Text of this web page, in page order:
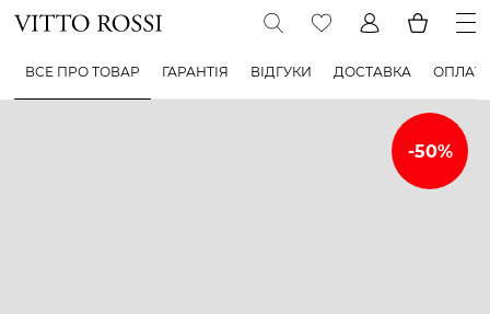
ВСЕ ПРО ТОВАР ГАРАНТІЯ ВІДГУКИ ДОСТАВКА